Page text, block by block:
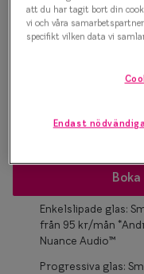
Bågstorlek
Osäker på vilken
Enkelslipade glas:
från 95 kr/mån
Nuance Audio™
Progressiva glas:
att du har tagit bort din
vi och våra
specifikt vilken data vi
Endast